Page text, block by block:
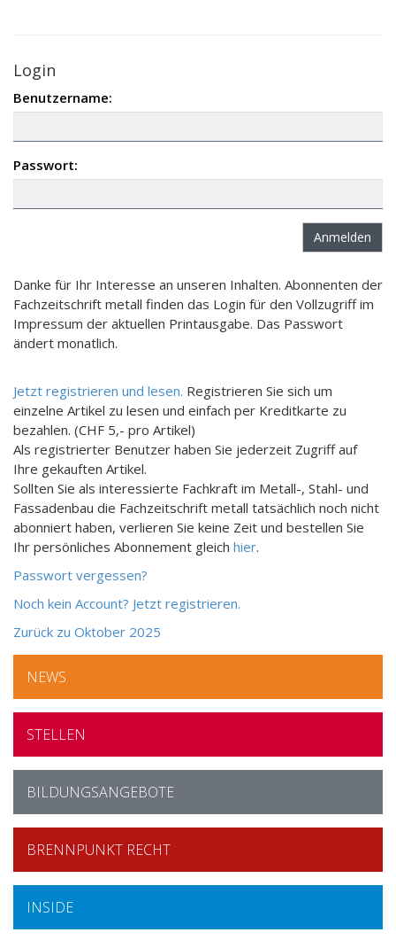
Login
Benutzername:
Passwort:
Danke für Ihr Interesse an unseren Inhalten. Abonnenten der
Fachzeitschrift metall finden das Login für den Vollzugriff im
Impressum der aktuellen Printausgabe. Das Passwort
ändert monatlich.
Jetzt registrieren und lesen. Registrieren Sie sich um
einzelne Artikel zu lesen und einfach per Kreditkarte zu
bezahlen. (CHF 5,- pro Artikel)
Als registrierter Benutzer haben Sie jederzeit Zugriff auf
Ihre gekauften Artikel.
Sollten Sie als interessierte Fachkraft im Metall-, Stahl- und
Fassadenbau die Fachzeitschrift metall tatsächlich noch nicht
abonniert haben, verlieren Sie keine Zeit und bestellen Sie
Ihr persönliches Abonnement gleich hier.
Passwort vergessen?
Noch kein Account? Jetzt registrieren.
Zurück zu Oktober 2025
Die
wichtigsten
technischen
Sicherheitsmassnahmen
Welche
im
Unternehmen
bei
einem
NEWS
STELLEN
BILDUNGSANGEBOTE
BRENNPUNKT RECHT
INSIDE